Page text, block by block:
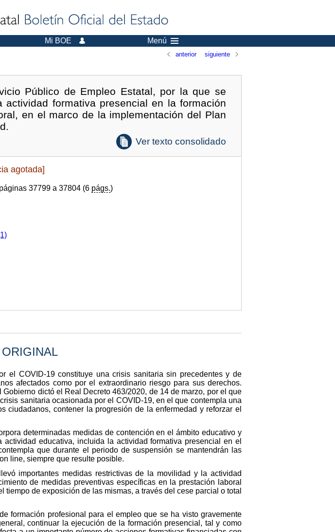
Mi BOE Menú
anterior siguiente
Público de Empleo Estatal, por la que se
formativa presencial en la formación
en el marco de la implementación del Plan
Ver texto consolidado
agotada]
37799 a 37804 (6 págs.)
el COVID-19 constituye una crisis sanitaria sin precedentes y de
afectados como por el extraordinario riesgo para sus derechos.
dictó el Real Decreto 463/2020, de 14 de marzo, por el que
sanitaria ocasionada por el COVID-19, en el que contempla una
contener la progresión de la enfermedad y reforzar el
determinadas medidas de contención en el ámbito educativo y
educativa, incluida la actividad formativa presencial en el
que durante el periodo de suspensión se mantendrán las
line, siempre que resulte posible.
importantes medidas restrictivas de la movilidad y la actividad
de medidas preventivas específicas en la prestación laboral
de exposición de las mismas, a través del cese parcial o total
formación profesional para el empleo que se ha visto gravemente
continuar la ejecución de la formación presencial, tal y como